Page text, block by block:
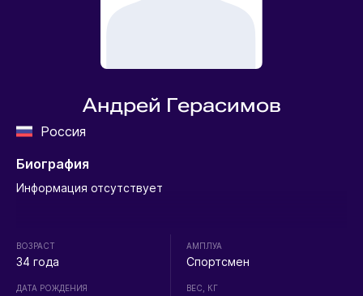
Андрей Герасимов
Россия
Биография
Информация отсутствует
ВОЗРАСТ
34 года
ДАТА РОЖДЕНИЯ
АМПЛУА
Спортсмен
ВЕС, КГ